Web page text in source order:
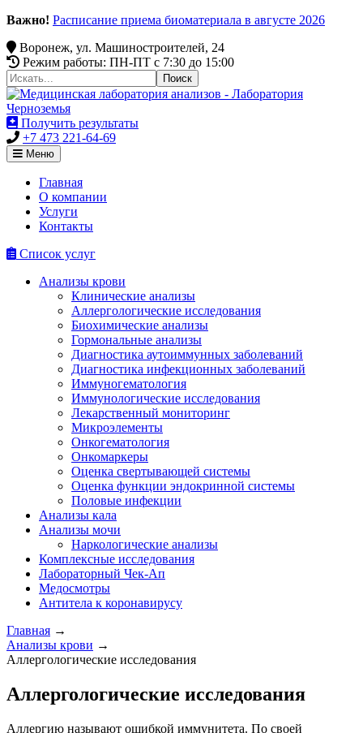
Важно! Расписание приема биоматериала в августе 2026
Воронеж, ул. Машиностроителей, 24
Режим работы: ПН-ПТ c 7:30 до 15:00
Получить результаты
+7 473 221-64-69
Меню
Главная
О компании
Услуги
Контакты
Список услуг
Анализы крови
Клинические анализы
Аллергологические исследования
Биохимические анализы
Гормональные анализы
Диагностика аутоиммунных заболеваний
Диагностика инфекционных заболеваний
Иммуногематология
Иммунологические исследования
Лекарственный мониторинг
Микроэлементы
Онкогематология
Онкомаркеры
Оценка свертывающей системы
Оценка функции эндокринной системы
Половые инфекции
Анализы кала
Анализы мочи
Наркологические анализы
Комплексные исследования
Лабораторный Чек-Ап
Медосмотры
Антитела к коронавирусу
Главная →
Анализы крови →
Аллергологические исследования
Аллергологические исследования
Аллергию называют ошибкой иммунитета. По своей